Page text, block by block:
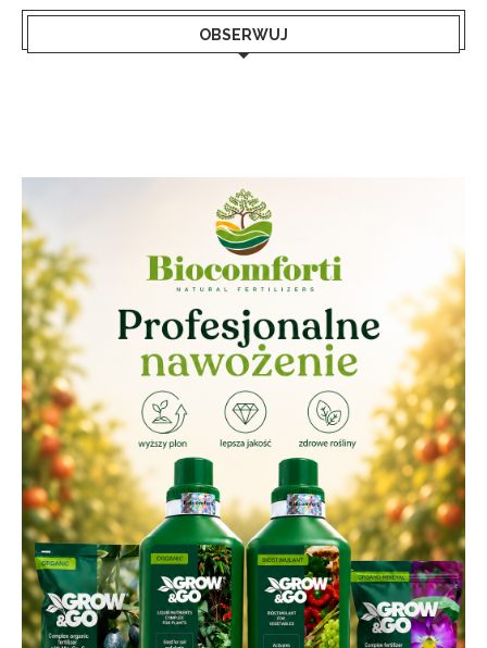
OBSERWUJ